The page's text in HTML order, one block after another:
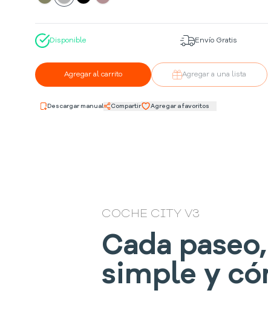
Disponible Envío Gratis
Agregar al carrito Agregar a una lista
Descargar manual Compartir Agregar a favoritos
COCHE CITY V3
Cada
simple y